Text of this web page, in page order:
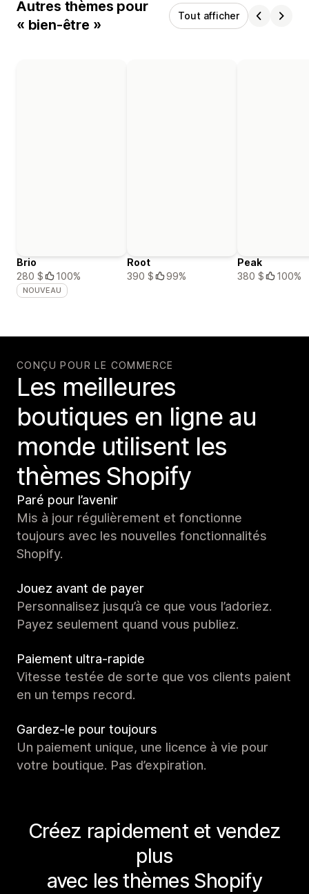
Autres thèmes pour
« bien-être »
Tout afficher
Brio
280 $
100%
NOUVEAU
Root
390 $
99%
Peak
380 $
100%
CONÇU POUR LE COMMERCE
Les meilleures
boutiques en ligne au
monde utilisent les
thèmes Shopify
Paré pour l’avenir
Mis à jour régulièrement et fonctionne
toujours avec les nouvelles fonctionnalités
Shopify.
Jouez avant de payer
Personnalisez jusqu’à ce que vous l’adoriez.
Payez seulement quand vous publiez.
Paiement ultra-rapide
Vitesse testée de sorte que vos clients paient
en un temps record.
Gardez-le pour toujours
Un paiement unique, une licence à vie pour
votre boutique. Pas d’expiration.
Créez rapidement et vendez
plus
avec les thèmes Shopify